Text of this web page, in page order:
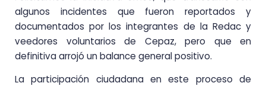
algunos incidentes que fueron reportados y
documentados por los integrantes de la Redac y
veedores voluntarios de Cepaz, pero que en
definitiva arrojó un balance general positivo.
La participación ciudadana en este proceso de